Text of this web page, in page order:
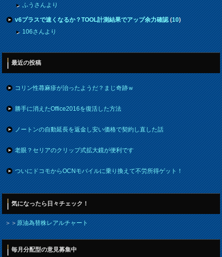
ふうさんより
v6プラスで速くなるか？TOOL計測結果でアップ余力確認(10)
106さんより
最近の投稿
コリン性蕁麻疹が治ったようだ？まじ奇跡ｗ
勝手に消えたOffice2016を復活した方法
ノートンの自動延長を返金し安い価格で契約し直した話
老眼？セリアのクリップ式拡大鏡が便利です
ついにドコモからOCNモバイルに乗り換えて不労所得ゲット！
気になったら日々チェック！
＞＞原油為替株レアルチャート
毎月分配型の意見募集中